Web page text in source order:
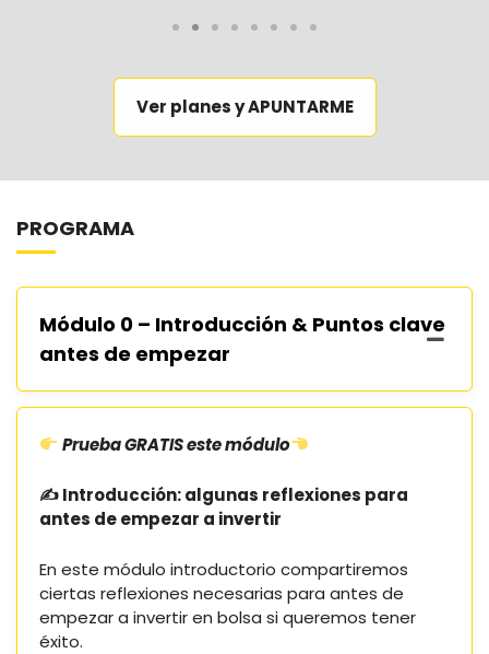
Ver planes y APUNTARME
PROGRAMA
Módulo 0 – Introducción & Puntos clave
antes de empezar
Prueba GRATIS este módulo
✍️ Introducción: algunas reflexiones para
antes de empezar a invertir
En este módulo introductorio compartiremos
ciertas reflexiones necesarias para antes de
empezar a invertir en bolsa si queremos tener
éxito.